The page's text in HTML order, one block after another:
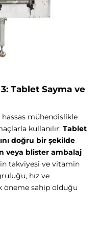
Tablet Sayma ve
mühendislikle
kullanılır: Tablet
doğru bir şekilde
veya blister ambalaj
takviyesi ve vitamin
hız ve
sahip olduğu